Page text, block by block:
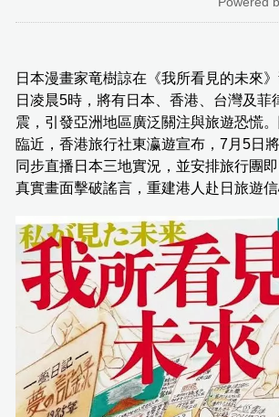
日本漫畫家竜樹諒在《我所看見的未來
日凌晨5時，將有日本、香港、台灣及菲
震，引發亞洲地區廣泛關注與旅遊恐慌。
臨近，香港旅行社東瀛遊宣布，7月5日
同步直播日本三地實況，並安排旅行團
真實畫面擊破謠言，重建港人赴日旅遊信